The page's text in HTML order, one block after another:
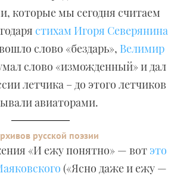
которые мы сегодня считаем
стихам Игоря Северянина
слово «бездарь», Велимир
слово «изможденный» и дал
летчика – до этого летчиков
авиаторами.
русской поэзии
«И ежу понятно» — вот это
(«Ясно даже и ежу —